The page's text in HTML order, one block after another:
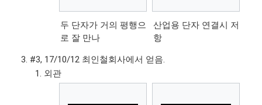
두 단자가 거의 평행으
로 잘 만나
산업용 단자 연결시 저
항
#3, 17/10/12 최인철회사에서 얻음.
외관